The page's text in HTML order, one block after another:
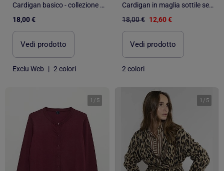
Cardigan basico - collezione facile da indossare
18,00 €
Vedi prodotto
Exclu Web | 2 colori
Cardigan in maglia sottile senza maniche
18,00 € 12,60 €
Vedi prodotto
2 colori
1 / 5 1 / 5